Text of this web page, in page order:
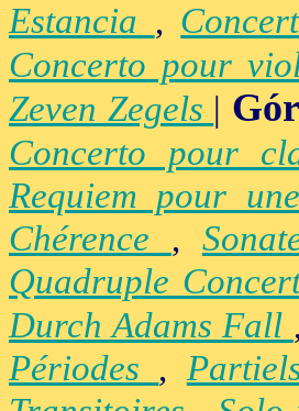
Estancia ,
Concerto pour
Zeven Zegels |
Concerto pour
Requiem pour
Chérence ,
Quadruple
Durch Adams Fall
Périodes ,